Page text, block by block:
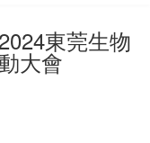
東莞生物
大會